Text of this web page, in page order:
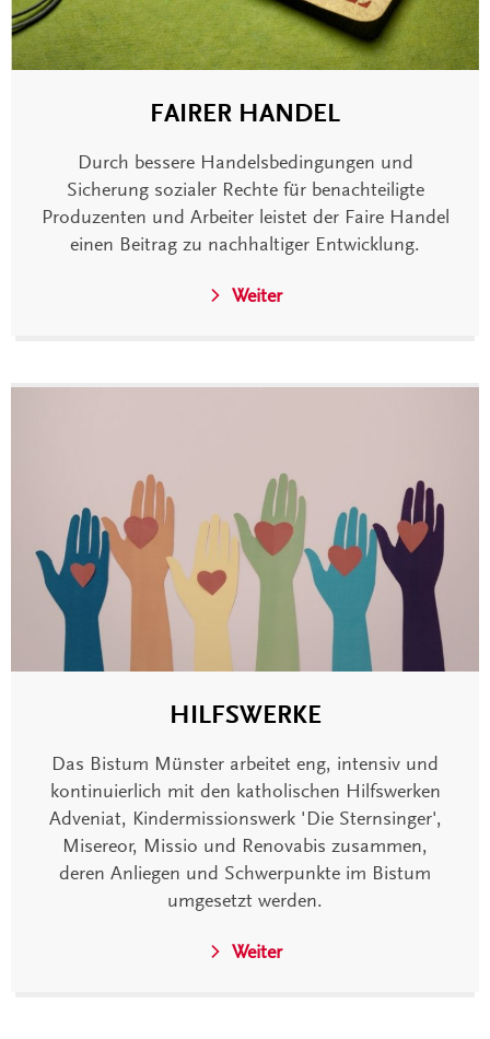
FAIRER HANDEL
Durch bessere Handelsbedingungen und
Sicherung sozialer Rechte für benachteiligte
Produzenten und Arbeiter leistet der Faire Handel
einen Beitrag zu nachhaltiger Entwicklung.
Weiter
HILFSWERKE
Das Bistum Münster arbeitet eng, intensiv und
kontinuierlich mit den katholischen Hilfswerken
Adveniat, Kindermissionswerk 'Die Sternsinger',
Misereor, Missio und Renovabis zusammen,
deren Anliegen und Schwerpunkte im Bistum
umgesetzt werden.
Weiter